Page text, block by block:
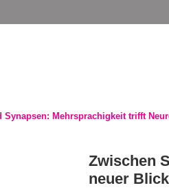
Synapsen: Mehrsprachigkeit trifft
Zwischen
neuer